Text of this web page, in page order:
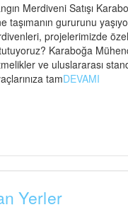
Merdiveni Satışı
taşımanın gururunu
projelerimizde
Karaboğa
ve uluslararası
tamDEVAMI
Yerler